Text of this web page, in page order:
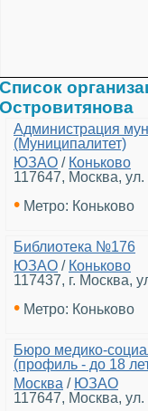
Список
Островитянова
Администрация
(Муниципалитет)
ЮЗАО / Коньково
117647, Москва,
• Метро: Коньково
Библиотека №176
ЮЗАО / Коньково
117437, г. Москва,
• Метро: Коньково
Бюро медико-
(профиль - до 18
Москва / ЮЗАО
117647, Москва,